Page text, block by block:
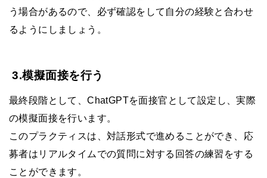
う場合があるので、必ず確認をして自分の経験と合わせ
るようにしましょう。
3.模擬面接を行う
最終段階として、ChatGPTを面接官として設定し、実際
の模擬面接を行います。
このプラクティスは、対話形式で進めることができ、応
募者はリアルタイムでの質問に対する回答の練習をする
ことができます。